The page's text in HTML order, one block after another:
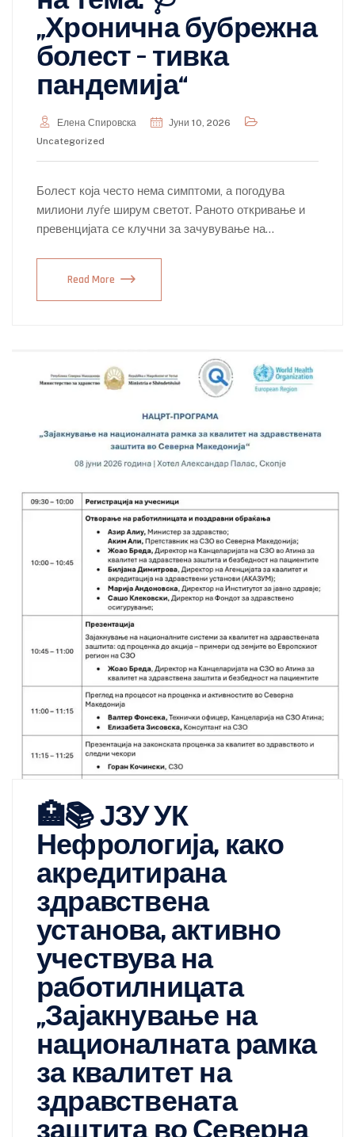
„Хронична бубрежна
болест – тивка
пандемија“
Елена Спировска
Јуни 10, 2026
Uncategorized
Болест која често нема симптоми, а погодува
милиони луѓе ширум светот. Раното откривање и
превенцијата се клучни за зачувување на…
Read More
🏥📚 ЈЗУ УК
Нефрологија, како
акредитирана
здравствена
установа, активно
учествува на
работилницата
„Зајакнување на
националната рамка
за квалитет на
здравствената